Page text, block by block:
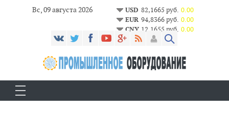
Вс, 09 августа 2026 USD 82,1665 руб. 0.00
EUR 94,8366 руб. 0.00
CNY 12,1655 руб. 0.00